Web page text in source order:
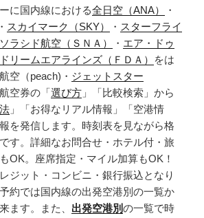
に国内線における全日空（ANA）
・
・ スカイマーク（SKY） ・ スターフライ
ソラシド航空（ＳＮＡ） ・ エア・ドゥ
リームエアラインズ（ＦＤＡ）
をは
空（peach)・ ジェットスター
空券の「選び方 」「比較検索」から
」「お得なリアル情報」「空港情
を発信します。時刻表を見ながら格
す。詳細なお問合せ・ホテル付・旅
OK。座席指定・マイル加算もOK！
ジット・コンビニ・銀行振込となり
約では国内線の出発空港別の一覧か
ます。また、 出発空港別の一覧で時